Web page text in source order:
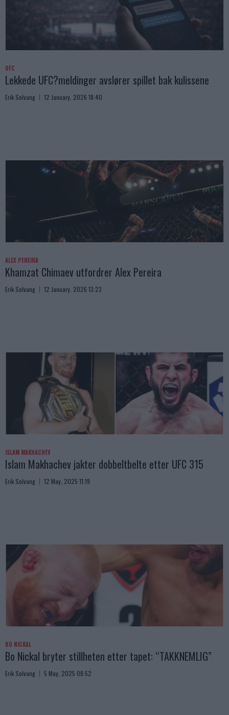
UFC
Lekkede UFC?meldinger avslører spillet bak kulissene
Erik Solvang 12 January, 2026 18:40
ALEX PEREIRA
Khamzat Chimaev utfordrer Alex Pereira
Erik Solvang 12 January, 2026 13:23
ISLAM MAKHACHEV
Islam Makhachev jakter dobbeltbelte etter UFC 315
Erik Solvang 12 May, 2025 11:19
BO NICKAL
Bo Nickal bryter stillheten etter tapet: “TAKKNEMLIG”
Erik Solvang 5 May, 2025 08:52